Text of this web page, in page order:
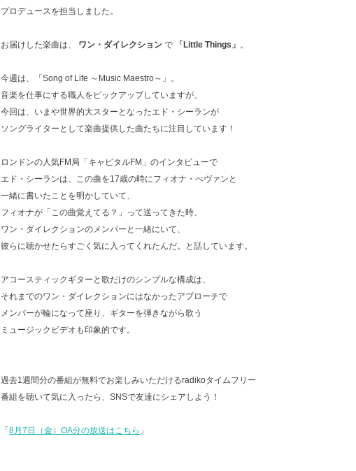
プロデュースを担当しました。
お届けした楽曲は、 ワン・ダイレクション で 「Little Things」 。
今週は、「Song of Life ～Music Maestro～」。
音楽を仕事にする職人をピックアップしていますが、
今回は、いまや世界的大スターとなったエド・シーランが
ソングライターとして楽曲提供した曲たちに注目しています！
ロンドンの人気FM局「キャピタルFM」のインタビューで
エド・シーランは、この曲を17歳の時にフィオナ・べヴァンと
一緒に書いたことを明かしていて、
フィオナが「この曲覚えてる？」って送ってきた時、
ワン・ダイレクションのメンバーと一緒にいて、
彼らに聴かせたらすごく気に入ってくれたんだ。と話しています。
アコースティックギターと歌だけのシンプルな構成は、
それまでのワン・ダイレクションにはなかったアプローチで
メンバーが輪になって座り、ギターを弾きながら歌う
ミュージックビデオも印象的です。
過去1週間分の番組が無料でお楽しみいただけるradikoタイムフリー
番組を聴いて気に入ったら、SNSで友達にシェアしよう！
「 8月7日（金）OA分の放送はこちら 」